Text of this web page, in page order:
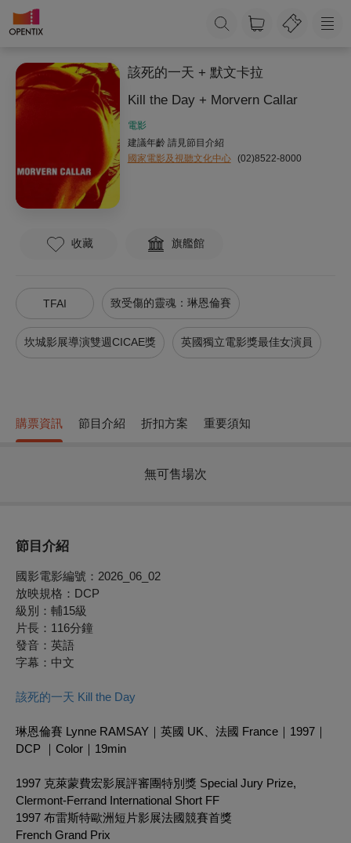
該死的一天 + 默文卡拉
Kill the Day + Morvern Callar
電影
建議年齡 請見節目介紹
國家電影及視聽文化中心 (02)8522-8000
收藏 旗艦館
TFAI 致受傷的靈魂：琳恩倫賽
坎城影展導演雙週CICAE獎 英國獨立電影獎最佳女演員
購票資訊 節目介紹 折扣方案 重要須知
無可售場次
節目介紹
國影電影編號：2026_06_02
放映規格：DCP
級別：輔15級
片長：116分鐘
發音：英語
字幕：中文
該死的一天 Kill the Day
琳恩倫賽 Lynne RAMSAY｜英國 UK、法國 France｜1997｜
DCP ｜Color｜19min
1997 克萊蒙費宏影展評審團特別獎 Special Jury Prize,
Clermont-Ferrand International Short FF
1997 布雷斯特歐洲短片影展法國競賽首獎
French Grand Prix